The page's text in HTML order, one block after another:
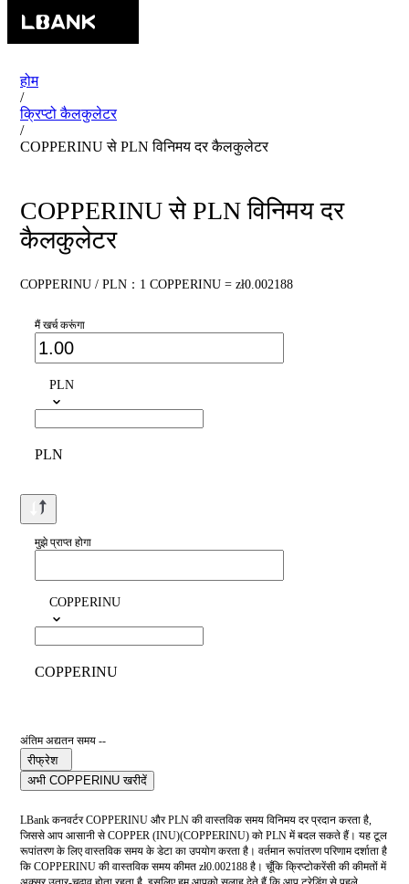
होम
/
क्रिप्टो कैलकुलेटर
/
COPPERINU से PLN विनिमय दर कैलकुलेटर
COPPERINU से PLN विनिमय दर
कैलकुलेटर
COPPERINU / PLN：1 COPPERINU = zł0.002188
मैं खर्च करूंगा
PLN
PLN
मुझे प्राप्त होगा
COPPERINU
COPPERINU
अंतिम अद्यतन समय --
रीफ्रेश
अभी COPPERINU खरीदें
LBank कनवर्टर COPPERINU और PLN की वास्तविक समय विनिमय दर प्रदान करता है,
जिससे आप आसानी से COPPER (INU)(COPPERINU) को PLN में बदल सकते हैं। यह टूल
रूपांतरण के लिए वास्तविक समय के डेटा का उपयोग करता है। वर्तमान रूपांतरण परिणाम दर्शाता है
कि COPPERINU की वास्तविक समय कीमत zł0.002188 है। चूँकि क्रिप्टोकरेंसी की कीमतों में